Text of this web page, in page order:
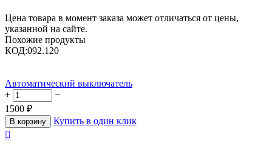
Цена товара в момент заказа может отличаться от цены,
указанной на сайте.
Похожие продукты
КОД:092.120
Автоматический выключатель
+
−
1500 ₽
В корзину
Купить в один клик
